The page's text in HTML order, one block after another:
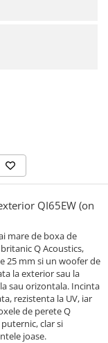
QI65EW (on
mare de boxa de
Q Acoustics,
25 mm si un woofer de
la exterior sau la
sau orizontala. Incinta
rezistenta la UV, iar
de perete Q
clar si
joase.